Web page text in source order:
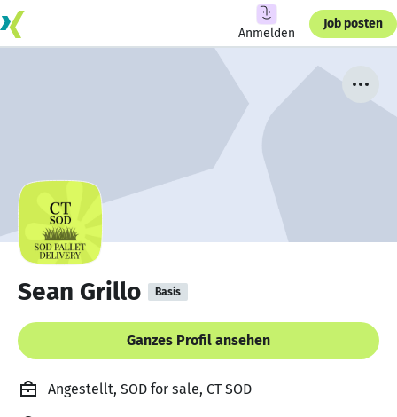
Anmelden
Job posten
Sean Grillo Basis
Ganzes Profil ansehen
Angestellt, SOD for sale, CT SOD